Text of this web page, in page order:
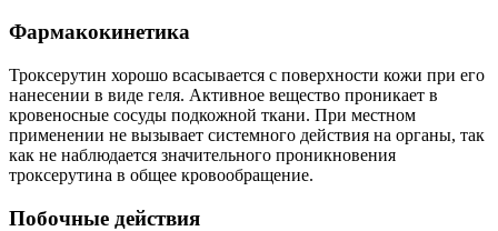
Фармакокинетика
Троксерутин хорошо всасывается с поверхности кожи при его
нанесении в виде геля. Активное вещество проникает в
кровеносные сосуды подкожной ткани. При местном
применении не вызывает системного действия на органы, так
как не наблюдается значительного проникновения
троксерутина в общее кровообращение.
Побочные действия